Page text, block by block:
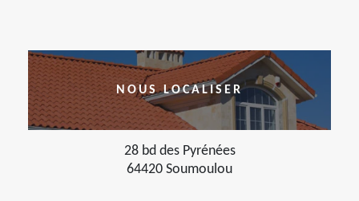
NOUS LOCALISER
28 bd des Pyrénées
64420 Soumoulou